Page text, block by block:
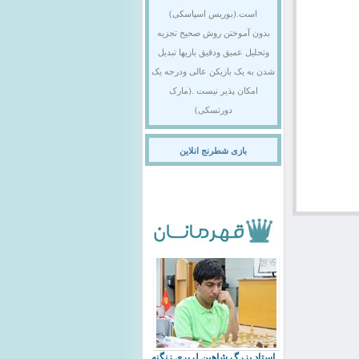
است.(بوریس اسپاسکی)
بدون آموختن روش صحیح تجزیه
وتحلیل عمیق ودقیق بازیها تبدیل
شدن به یک بازیکن عالی ودرجه یک
امکان پذیر نیست .(مارک
دورتسکی)
بازی شطرنج انلاین